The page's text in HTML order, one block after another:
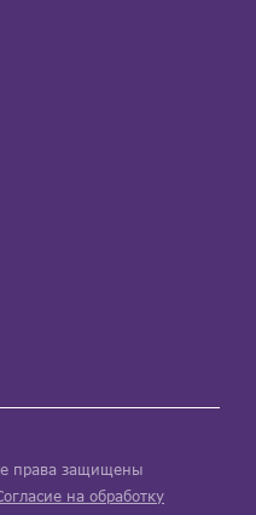
права защищены
на обработку